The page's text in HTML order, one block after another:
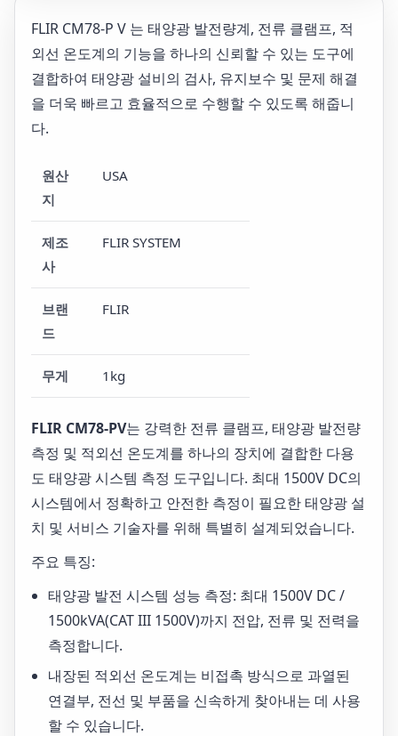
FLIR CM78-P V 는 태양광 발전량계, 전류 클램프, 적
외선 온도계의 기능을 하나의 신뢰할 수 있는 도구에
결합하여 태양광 설비의 검사, 유지보수 및 문제 해결
을 더욱 빠르고 효율적으로 수행할 수 있도록 해줍니
다.
원산
지
USA
제조
사
FLIR SYSTEM
브랜
드
FLIR
무게 1kg
FLIR CM78-PV는 강력한 전류 클램프, 태양광 발전량
측정 및 적외선 온도계를 하나의 장치에 결합한 다용
도 태양광 시스템 측정 도구입니다. 최대 1500V DC의
시스템에서 정확하고 안전한 측정이 필요한 태양광 설
치 및 서비스 기술자를 위해 특별히 설계되었습니다.
주요 특징:
태양광 발전 시스템 성능 측정: 최대 1500V DC /
1500kVA(CAT III 1500V)까지 전압, 전류 및 전력을
측정합니다.
내장된 적외선 온도계는 비접촉 방식으로 과열된
연결부, 전선 및 부품을 신속하게 찾아내는 데 사용
할 수 있습니다.